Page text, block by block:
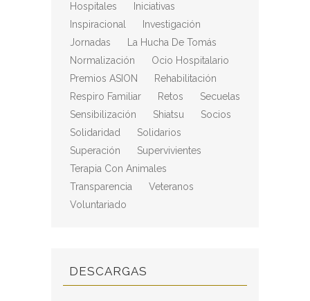
Hospitales
Iniciativas
Inspiracional
Investigación
Jornadas
La Hucha De Tomás
Normalización
Ocio Hospitalario
Premios ASION
Rehabilitación
Respiro Familiar
Retos
Secuelas
Sensibilización
Shiatsu
Socios
Solidaridad
Solidarios
Superación
Supervivientes
Terapia Con Animales
Transparencia
Veteranos
Voluntariado
DESCARGAS